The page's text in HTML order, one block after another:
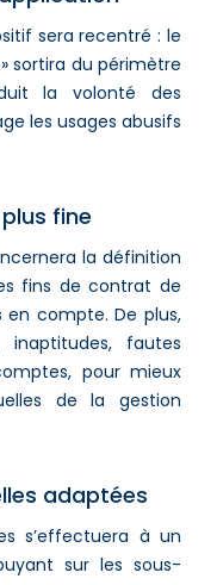
sera recentré : le
sortira du périmètre
la volonté des
les usages abusifs
fine
la définition
fins de contrat de
en compte. De plus,
inaptitudes, fautes
pour mieux
de la gestion
adaptées
s’effectuera à un
sur les sous-